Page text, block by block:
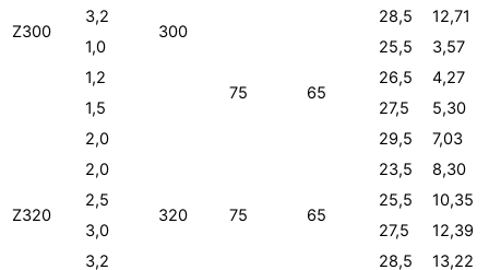
Z300 300
3,2
28,5
12,71
1,0
75 65
25,5
3,57
1,2
26,5
4,27
1,5
27,5
5,30
2,0
29,5 7,03
Z320
2,0
320 75 65
23,5
8,30
2,5
25,5
10,35
3,0
27,5
12,39
3,2
28,5 13,22